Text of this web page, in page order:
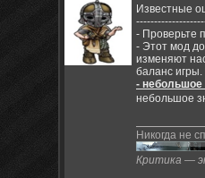
Известные
- Проверьте
- Этот мод
изменяют
баланс игры.
- небольшое
небольшое
Никогда не
Критика —